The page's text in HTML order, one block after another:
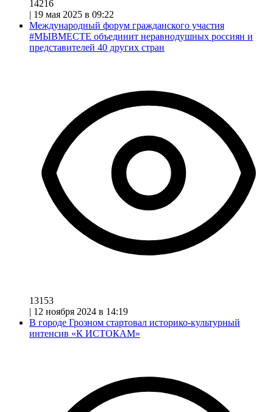
14216
| 19 мая 2025 в 09:22
Международный форум гражданского участия
#МЫВМЕСТЕ объединит неравнодушных россиян и
представителей 40 других стран
13153
| 12 ноября 2024 в 14:19
В городе Грозном стартовал историко-культурный
интенсив «К ИСТОКАМ»